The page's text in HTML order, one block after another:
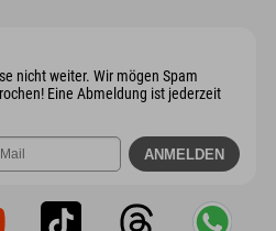
nicht weiter. Wir mögen Spam
Eine Abmeldung ist jederzeit